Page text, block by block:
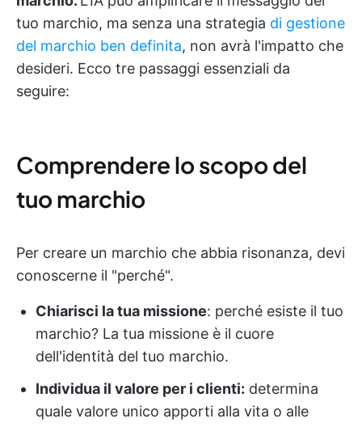
tuo marchio, ma senza una strategia di gestione
del marchio ben definita, non avrà l'impatto che
desideri. Ecco tre passaggi essenziali da
seguire:
Comprendere lo scopo del
tuo marchio
Per creare un marchio che abbia risonanza, devi
conoscerne il "perché".
Chiarisci la tua missione: perché esiste il tuo
marchio? La tua missione è il cuore
dell'identità del tuo marchio.
Individua il valore per i clienti: determina
quale valore unico apporti alla vita o alle